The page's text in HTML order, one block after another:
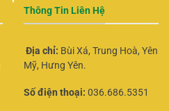
Thông Tin Liên Hệ
Địa chỉ: Bùi Xá, Trung Hoà, Yên
Mỹ, Hưng Yên.
Số điện thoại: 036.686.5351